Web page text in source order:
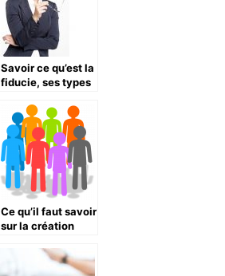
Savoir ce qu’est la
fiducie, ses types
Ce qu’il faut savoir
sur la création